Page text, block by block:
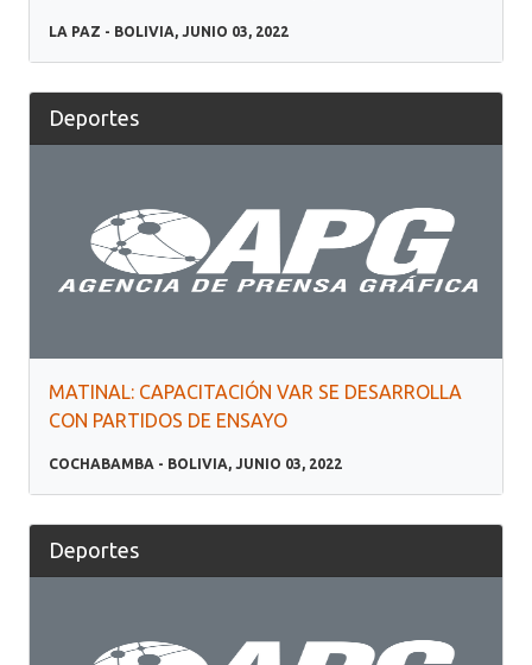
LA PAZ - BOLIVIA, JUNIO 03, 2022
Deportes
MATINAL: CAPACITACIÓN VAR SE DESARROLLA
CON PARTIDOS DE ENSAYO
COCHABAMBA - BOLIVIA, JUNIO 03, 2022
Deportes